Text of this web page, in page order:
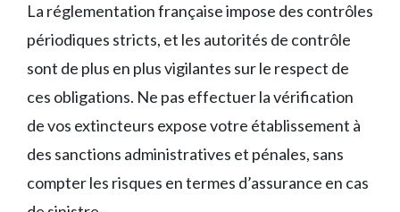
La réglementation française impose des contrôles
périodiques stricts, et les autorités de contrôle
sont de plus en plus vigilantes sur le respect de
ces obligations. Ne pas effectuer la vérification
de vos extincteurs expose votre établissement à
des sanctions administratives et pénales, sans
compter les risques en termes d’assurance en cas